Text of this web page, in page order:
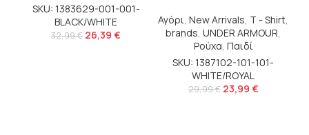
SKU: 1383629-001-001-
BLACK/WHITE
32,99€ 26,39 €
Αγόρι, New Arrivals, T - Shirt,
brands, UNDER ARMOUR,
Ρούχα, Παιδί
SKU: 1387102-101-101-
WHITE/ROYAL
29,99€ 23,99 €